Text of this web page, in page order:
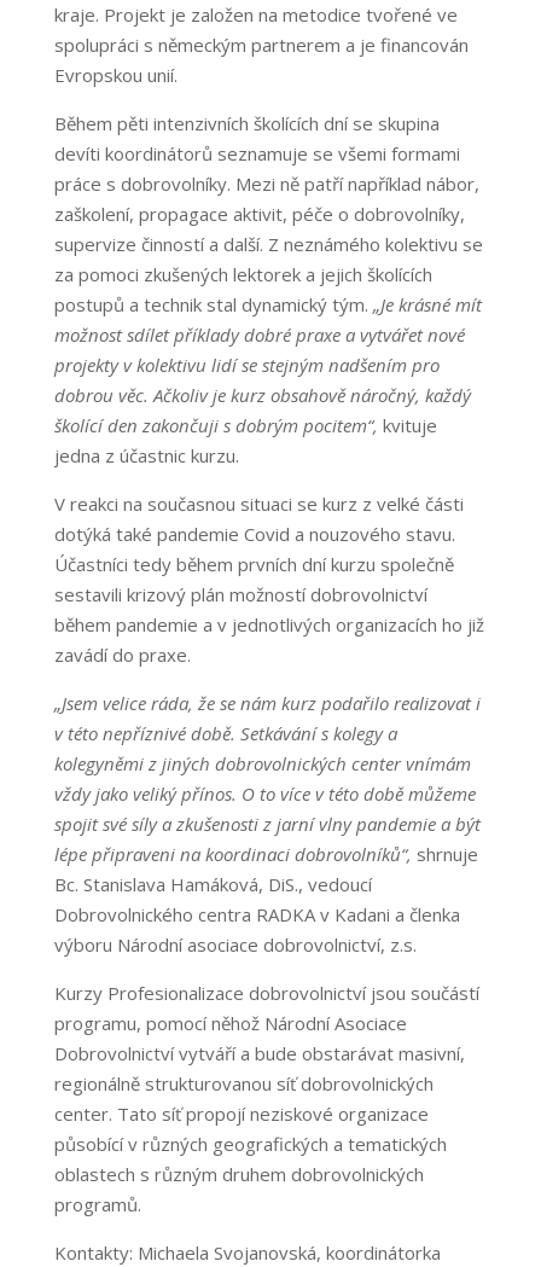
kraje. Projekt je založen na metodice tvořené ve
spolupráci s německým partnerem a je financován
Evropskou unií.
Během pěti intenzivních školících dní se skupina
devíti koordinátorů seznamuje se všemi formami
práce s dobrovolníky. Mezi ně patří například nábor,
zaškolení, propagace aktivit, péče o dobrovolníky,
supervize činností a další. Z neznámého kolektivu se
za pomoci zkušených lektorek a jejich školících
postupů a technik stal dynamický tým. „Je krásné mít
možnost sdílet příklady dobré praxe a vytvářet nové
projekty v kolektivu lidí se stejným nadšením pro
dobrou věc. Ačkoliv je kurz obsahově náročný, každý
školící den zakončuji s dobrým pocitem“, kvituje
jedna z účastnic kurzu.
V reakci na současnou situaci se kurz z velké části
dotýká také pandemie Covid a nouzového stavu.
Účastníci tedy během prvních dní kurzu společně
sestavili krizový plán možností dobrovolnictví
během pandemie a v jednotlivých organizacích ho již
zavádí do praxe.
„Jsem velice ráda, že se nám kurz podařilo realizovat i
v této nepříznivé době. Setkávání s kolegy a
kolegyněmi z jiných dobrovolnických center vnímám
vždy jako veliký přínos. O to více v této době můžeme
spojit své síly a zkušenosti z jarní vlny pandemie a být
lépe připraveni na koordinaci dobrovolníků“, shrnuje
Bc. Stanislava Hamáková, DiS., vedoucí
Dobrovolnického centra RADKA v Kadani a členka
výboru Národní asociace dobrovolnictví, z.s.
Kurzy Profesionalizace dobrovolnictví jsou součástí
programu, pomocí něhož Národní Asociace
Dobrovolnictví vytváří a bude obstarávat masivní,
regionálně strukturovanou síť dobrovolnických
center. Tato síť propojí neziskové organizace
působící v různých geografických a tematických
oblastech s různým druhem dobrovolnických
programů.
Kontakty: Michaela Svojanovská, koordinátorka